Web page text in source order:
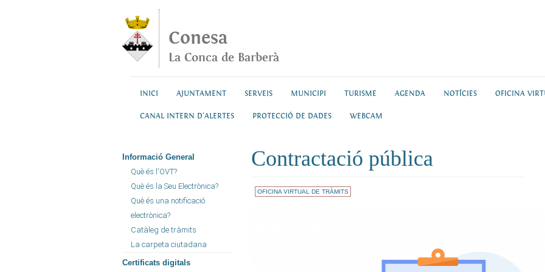
Conesa
La Conca de Barberà
INICI AJUNTAMENT SERVEIS MUNICIPI TURISME AGENDA NOTÍCIES OFICINA
CANAL INTERN D'ALERTES PROTECCIÓ DE DADES WEBCAM
Informació General
Què és l'OVT?
Què és la Seu Electrònica?
Què és una notificació
electrònica?
Catàleg de tràmits
La carpeta ciutadana
Certificats digitals
Contractació pública
OFICINA VIRTUAL DE TRÀMITS